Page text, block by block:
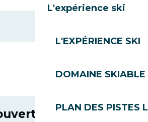
L'expérience ski
L'EXPÉRIENCE SKI
DOMAINE SKIABLE
PLAN DES PISTES